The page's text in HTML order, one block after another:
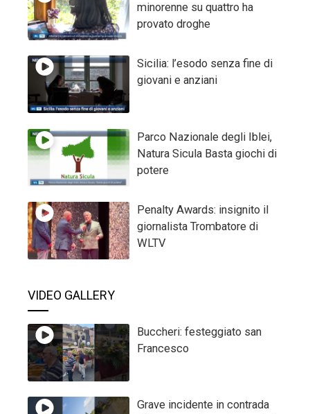
minorenne su quattro ha
provato droghe
Sicilia: l’esodo senza fine di
giovani e anziani
Parco Nazionale degli Iblei,
Natura Sicula Basta giochi di
potere
Penalty Awards: insignito il
giornalista Trombatore di
WLTV
VIDEO GALLERY
Buccheri: festeggiato san
Francesco
Grave incidente in contrada